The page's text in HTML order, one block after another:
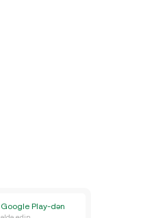
Google Play-dən